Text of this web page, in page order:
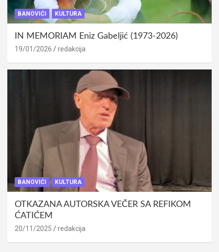
BANOVIĆI KULTURA
IN MEMORIAM Eniz Gabeljić (1973-2026)
19/01/2026 redakcija
BANOVIĆI KULTURA
OTKAZANA AUTORSKA VEČER SA REFIKOM
ĆATIĆEM
20/11/2025 redakcija